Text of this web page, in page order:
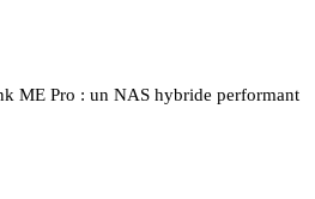
ME Pro : un NAS hybride performant